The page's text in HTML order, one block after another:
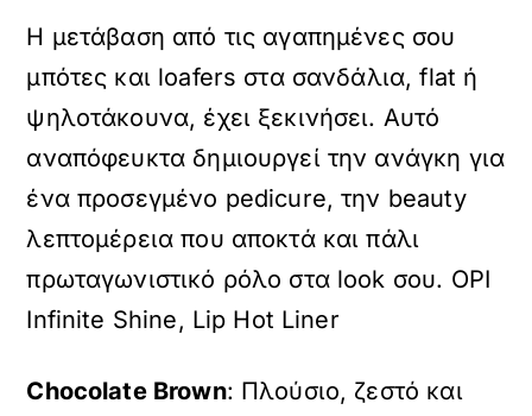
Η μετάβαση από τις αγαπημένες σου
μπότες και loafers στα σανδάλια, flat ή
ψηλοτάκουνα, έχει ξεκινήσει. Αυτό
αναπόφευκτα δημιουργεί την ανάγκη για
ένα προσεγμένο pedicure, την beauty
λεπτομέρεια που αποκτά και πάλι
πρωταγωνιστικό ρόλο στα look σου. OPI
Infinite Shine, Lip Hot Liner
Chocolate Brown: Πλούσιο, ζεστό και